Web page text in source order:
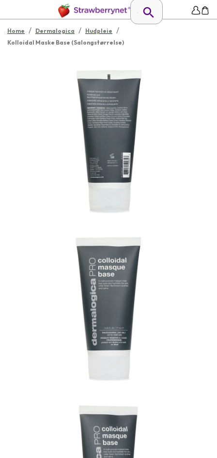
Home / Dermalogica / Hudpleie /
Kolloidal Maske Base (Salongstørrelse)